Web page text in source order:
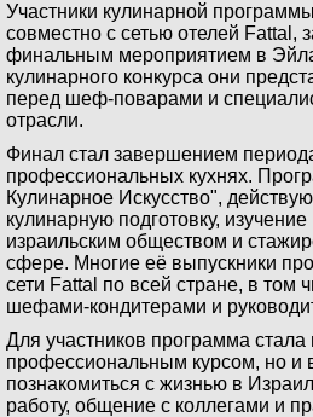
Участники кулинарной
совместно с сетью отелей Fattal,
финальным мероприятием в
кулинарного конкурса они
перед шеф-поварами и
отрасли.
Финал стал завершением
профессиональных кухнях.
Кулинарное Искусство",
кулинарную подготовку,
израильским обществом и
сфере. Многие её выпускники
сети Fattal по всей стране, в том
шефами-кондитерами и
Для участников программа стала
профессиональным курсом, но и
познакомиться с жизнью в
работу, общение с коллегами и